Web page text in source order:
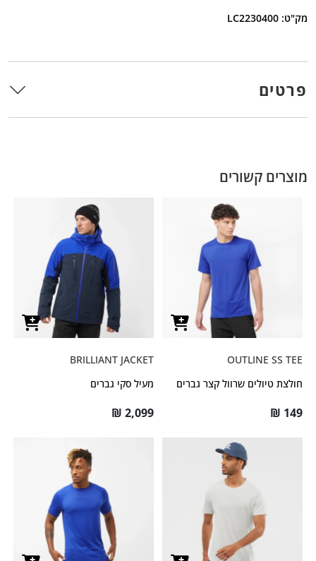
מק"ט: LC2230400
פרטים
מוצרים קשורים
OUTLINE SS TEE
חולצת טיולים שרוול קצר גברים
₪ 149
BRILLIANT JACKET
מעיל סקי גברים
₪ 2,099